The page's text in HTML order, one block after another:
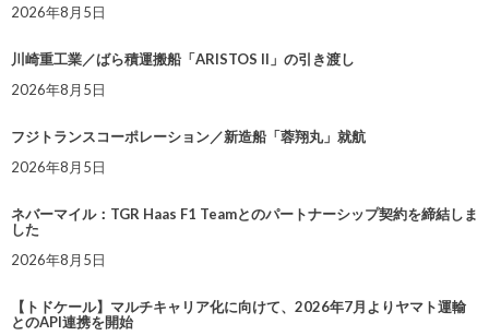
2026年8月5日
川崎重工業／ばら積運搬船「ARISTOS II」の引き渡し
2026年8月5日
フジトランスコーポレーション／新造船「蓉翔丸」就航
2026年8月5日
ネバーマイル：TGR Haas F1 Teamとのパートナーシップ契約を締結しま
した
2026年8月5日
【トドケール】マルチキャリア化に向けて、2026年7月よりヤマト運輸
とのAPI連携を開始